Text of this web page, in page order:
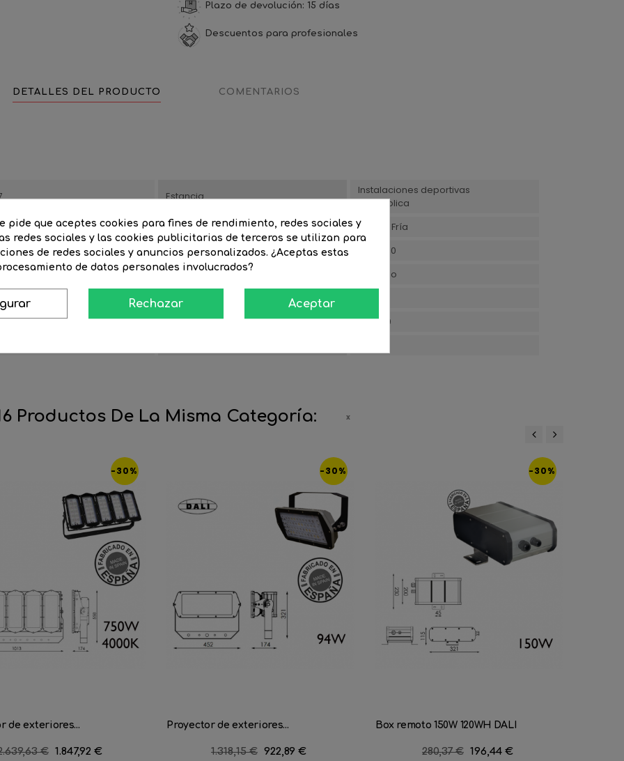
Plazo de devolución: 15 días
Descuentos para profesionales
DETALLES DEL PRODUCTO COMENTARIOS
Estancia
Instalaciones deportivas
Vía pública
Color de luz
Blanca Fría
Voltaje
220/240
Material
Aluminio
Ancho artículo(cm)
Duración (horas de vida)
200000
Productos De La Misma Categoría:
-30%
de exteriores...
€ Precio
1.847,92 €
-30%
Proyector de exteriores...
Precio
1.318,15 € Precio
922,89 €
-30%
Box remoto 150W 120WH DALI
Precio
280,37 € Precio
196,44 €
pide que aceptes cookies para fines de rendimiento, redes sociales y
redes sociales y las cookies publicitarias de terceros se utilizan para
de redes sociales y anuncios personalizados. ¿Aceptas estas
de datos personales involucrados?
Rechazar Aceptar